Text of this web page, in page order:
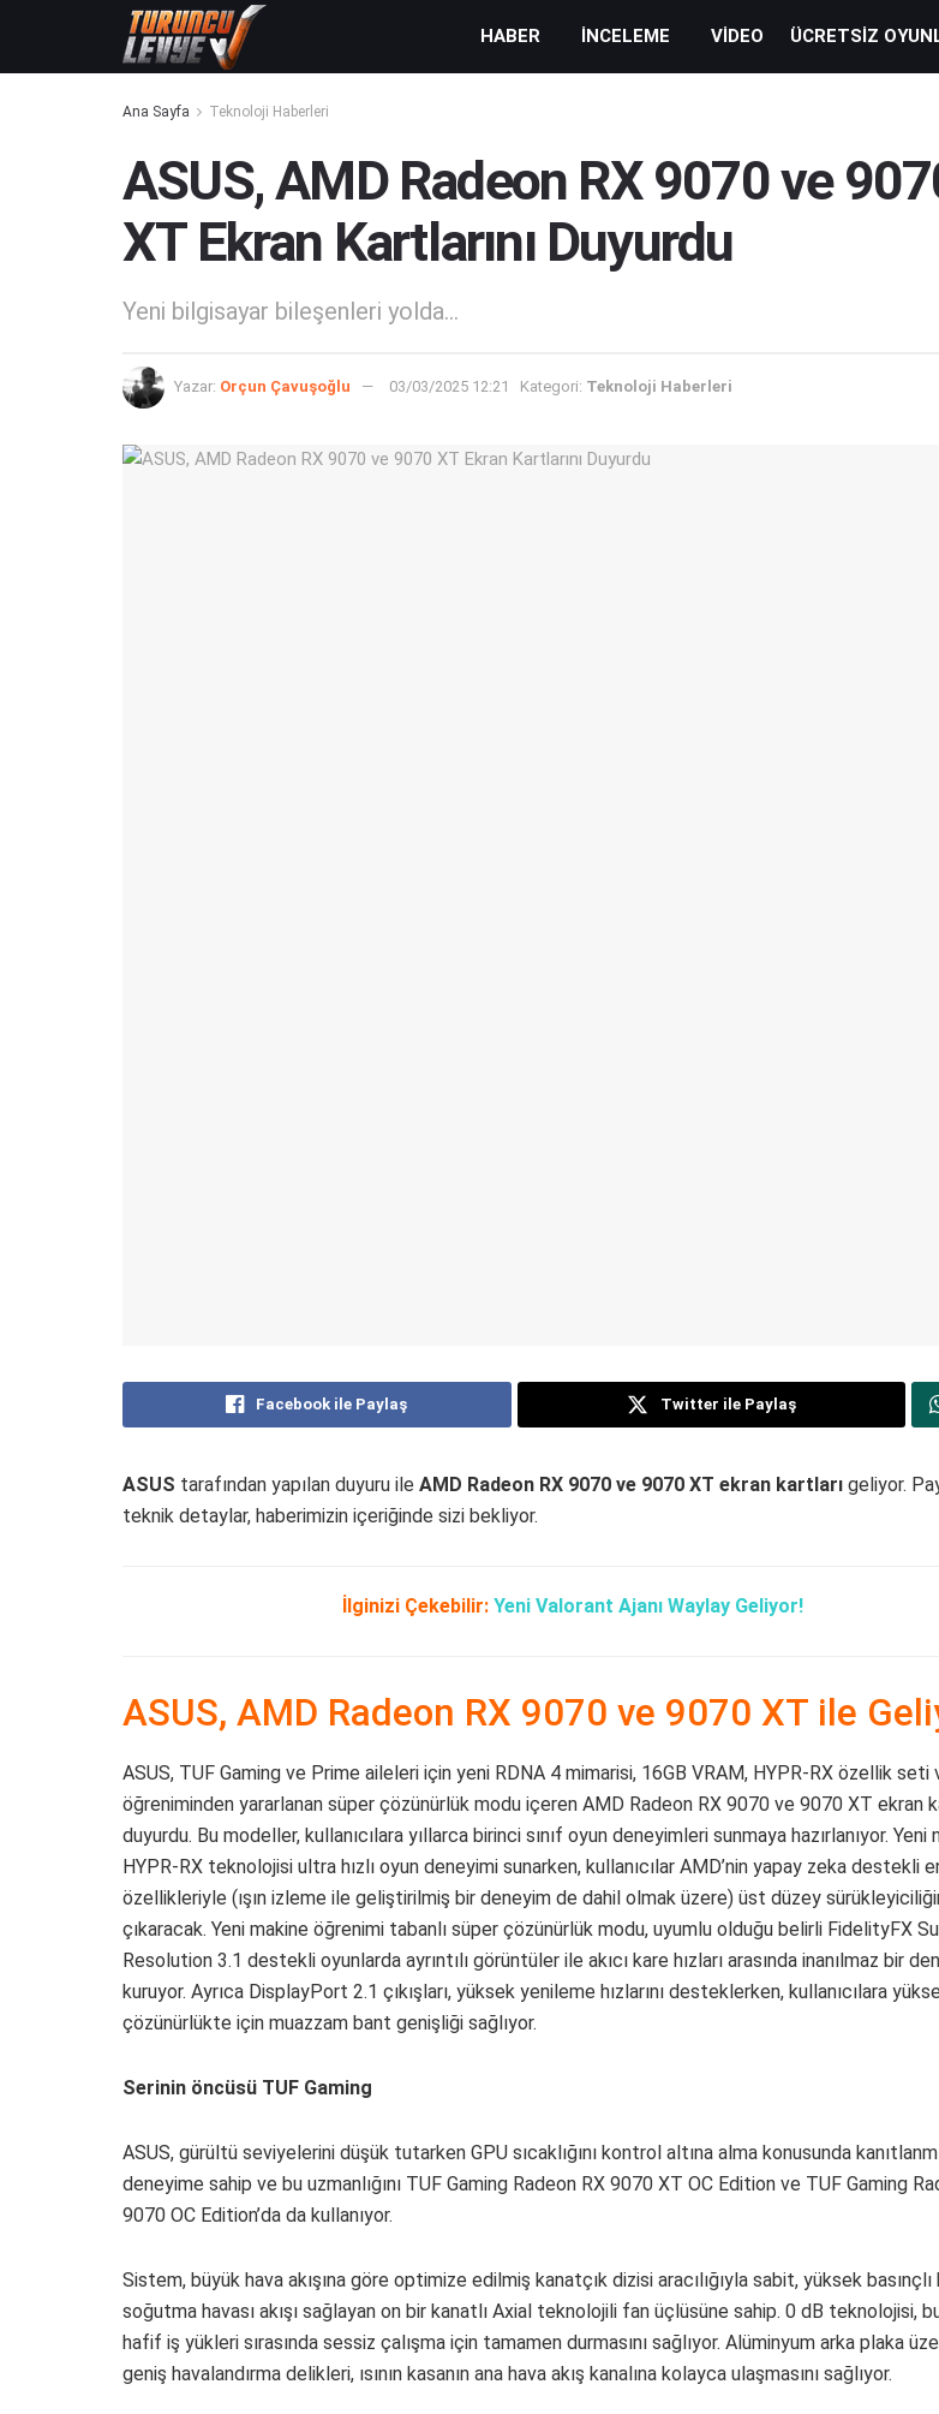
HABER İNCELEME VIDEO ÜCRETSIZ
Ana Sayfa Teknoloji Haberleri
ASUS, AMD Radeon RX 9070 ve
XT Ekran Kartlarını Duyurdu
Yeni bilgisayar bileşenleri yolda...
Yazar: Orçun Çavuşoğlu 03/03/2025 12:21 Kategori: Teknoloji Haberleri
Facebook ile Paylaş Twitter ile Paylaş
ASUS tarafından yapılan duyuru ile AMD Radeon RX 9070 ve 9070 XT ekran kartları geliyor.
teknik detaylar, haberimizin içeriğinde sizi bekliyor.
İlginizi Çekebilir: Yeni Valorant Ajanı Waylay Geliyor!
ASUS, AMD Radeon RX 9070 ve 9070 XT ile
ASUS, TUF Gaming ve Prime aileleri için yeni RDNA 4 mimarisi, 16GB VRAM, HYPR-RX özellik seti
öğreniminden yararlanan süper çözünürlük modu içeren AMD Radeon RX 9070 ve 9070 XT ekran
duyurdu. Bu modeller, kullanıcılara yıllarca birinci sınıf oyun deneyimleri sunmaya hazırlanıyor. Yeni
HYPR-RX teknolojisi ultra hızlı oyun deneyimi sunarken, kullanıcılar AMD’nin yapay zeka destekli
özellikleriyle (ışın izleme ile geliştirilmiş bir deneyim de dahil olmak üzere) üst düzey
çıkaracak. Yeni makine öğrenimi tabanlı süper çözünürlük modu, uyumlu olduğu belirli FidelityFX
Resolution 3.1 destekli oyunlarda ayrıntılı görüntüler ile akıcı kare hızları arasında inanılmaz bir
kuruyor. Ayrıca DisplayPort 2.1 çıkışları, yüksek yenileme hızlarını desteklerken, kullanıcılara
çözünürlükte için muazzam bant genişliği sağlıyor.
Serinin öncüsü TUF Gaming
ASUS, gürültü seviyelerini düşük tutarken GPU sıcaklığını kontrol altına alma konusunda
deneyime sahip ve bu uzmanlığını TUF Gaming Radeon RX 9070 XT OC Edition ve TUF Gaming
9070 OC Edition’da da kullanıyor.
Sistem, büyük hava akışına göre optimize edilmiş kanatçık dizisi aracılığıyla sabit, yüksek basınçlı
soğutma havası akışı sağlayan on bir kanatlı Axial teknolojili fan üçlüsüne sahip. 0 dB teknolojisi,
hafif iş yükleri sırasında sessiz çalışma için tamamen durmasını sağlıyor. Alüminyum arka plaka
geniş havalandırma delikleri, ısının kasanın ana hava akış kanalına kolayca ulaşmasını sağlıyor.